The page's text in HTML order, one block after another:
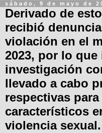
sábado, 9 de mayo de
Derivado de
recibió
violación en el
2023, por lo
investigación
llevado a cabo
respectivas
característicos
violencia sexual.